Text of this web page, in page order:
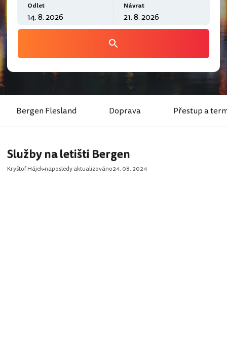
Odlet Návrat
Bergen Flesland Doprava Přestup a
Služby na letišti Bergen
Kryštof Hájek naposledy aktualizováno24. 08. 2024